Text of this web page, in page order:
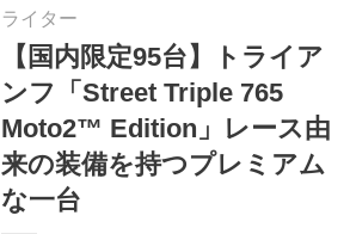
ライター
【国内限定95台】トライア
ンフ「Street Triple 765
Moto2™ Edition」レース由
来の装備を持つプレミアム
な一台